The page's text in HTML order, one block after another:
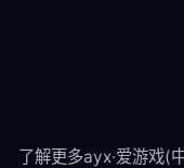
了解更多ayx·爱游戏(